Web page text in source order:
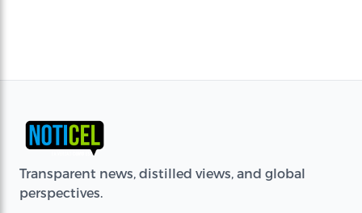
Transparent news, distilled views, and global
perspectives.